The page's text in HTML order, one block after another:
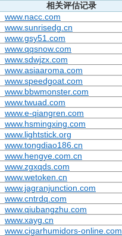
相关评估记录
www.nacc.com
www.sunrisedg.cn
www.gsy51.com
www.qqsnow.com
www.sdwjzx.com
www.asiaaroma.com
www.speedgoat.com
www.bbwmonster.com
www.twuad.com
www.e-qiangren.com
www.hsmingxing.com
www.lightstick.org
www.tongdiao186.cn
www.hengye.com.cn
www.zgxqds.com
www.wetoken.cn
www.jagranjunction.com
www.cntrdq.com
www.qiubangzhu.com
www.xayg.cn
www.cigarhumidors-online.com